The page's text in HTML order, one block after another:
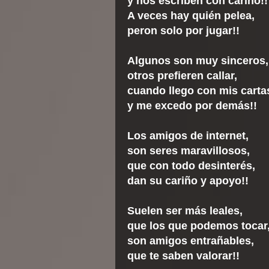
A veces hay quién pelea,
peron solo por jugar!!
Algunos son muy sinceros,
otros prefieren callar,
cuando llego con mis
y me excedo por demás!!
Los amigos de internet,
son seres maravillosos,
que con todo desinterés,
dan su cariño y apoyo!!
Suelen ser más leales,
que los que podemos
son amigos entrañables,
que te saben valorar!!